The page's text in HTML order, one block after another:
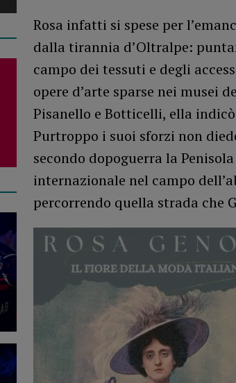
Rosa infatti si spese per
dalla tirannia d’Oltralpe:
campo dei tessuti e degli
opere d’arte sparse nei musei
Pisanello e Botticelli, ella
Purtroppo i suoi sforzi non
secondo dopoguerra la
internazionale nel campo
percorrendo quella strada che